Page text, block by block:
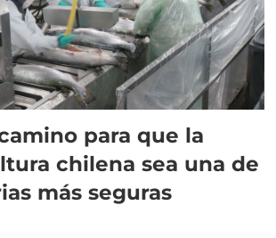
para que la
chilena sea una de
más seguras